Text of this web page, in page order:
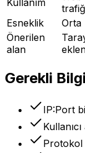
Esneklik
Orta
Önerilen
alan
Gerekli
IP:Port
Protokol